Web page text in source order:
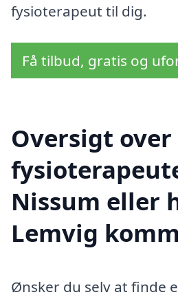
fysioterapeut til dig.
Få tilbud, gratis og
Oversigt over
Nissum eller
Lemvig
Ønsker du selv at finde